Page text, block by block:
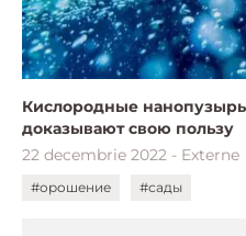
Кислородные
доказывают свою пользу
22 decembrie 2022 - Externe
#орошение #сады